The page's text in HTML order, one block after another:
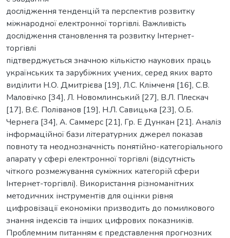
дослідження тенденцій та перспектив розвитку
міжнародної електронної торгівлі. Важливість
дослідження становлення та розвитку Інтернет-
торгівлі
підтверджується значною кількістю наукових праць
українських та зарубіжних учених, серед яких варто
виділити Н.О. Дмитрієва [19], Л.С. Клімченя [16], С.В.
Маловічко [34], Л. Новомлинський [27], В.Л. Плескач
[17], В.Є. Поліванов [19], Н.Л. Савицька [23], О.Б.
Чернега [34], А. Саммерс [21], Гр. Е Дункан [21]. Аналіз
інформаційної бази літературних джерел показав
повноту та неоднозначність понятійно-категоріального
апарату у сфері електронної торгівлі (відсутність
чіткого розмежування суміжних категорій сфери
Інтернет-торгівлі). Використання різноманітних
методичних інструментів для оцінки рівня
цифровізації економіки призводить до помилкового
знання індексів та інших цифрових показників.
Проблемним питанням є представлення прогнозних